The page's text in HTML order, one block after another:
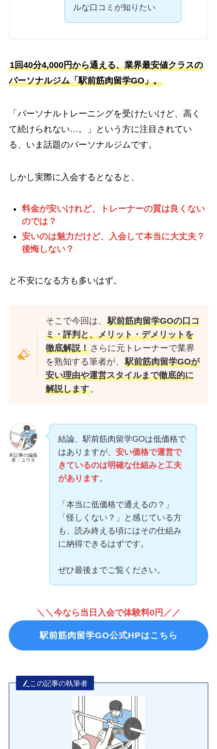
ルな口コミが知りたい
1回40分4,000円から通える、業界最安値クラスの
パーソナルジム「駅前筋肉留学GO」。
「パーソナルトレーニングを受けたいけど、高く
て続けられない…。」という方に注目されてい
る、いま話題のパーソナルジムです。
しかし実際に入会するとなると、
料金が安いけれど、トレーナーの質は良くない
のでは？
安いのは魅力だけど、入会して本当に大丈夫？
後悔しない？
と不安になる方も多いはず。
そこで今回は、駅前筋肉留学GOの口コ
ミ・評判と、メリット・デメリットを
徹底解説！さらに元トレーナーで業界
を熟知する筆者が、駅前筋肉留学GOが
安い理由や運営スタイルまで徹底的に
解説します。
本記事の編集
者：ユウタ
結論、駅前筋肉留学GOは低価格で
はありますが、 安い価格で運営で
きているのは明確な仕組みと工夫
があります。
「本当に低価格で通えるの？」
「怪しくない？」と感じている方
も、読み終える頃にはその仕組み
に納得できるはずです。
ぜひ最後までご覧ください。
＼＼今なら当日入会で体験料0円／／
駅前筋肉留学GO公式HPはこちら
この記事の執筆者